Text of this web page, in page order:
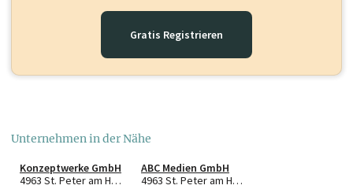
Gratis Registrieren
Unternehmen in der Nähe
Konzeptwerke GmbH
4963 St. Peter am Hart
ABC Medien GmbH
4963 St. Peter am Hart